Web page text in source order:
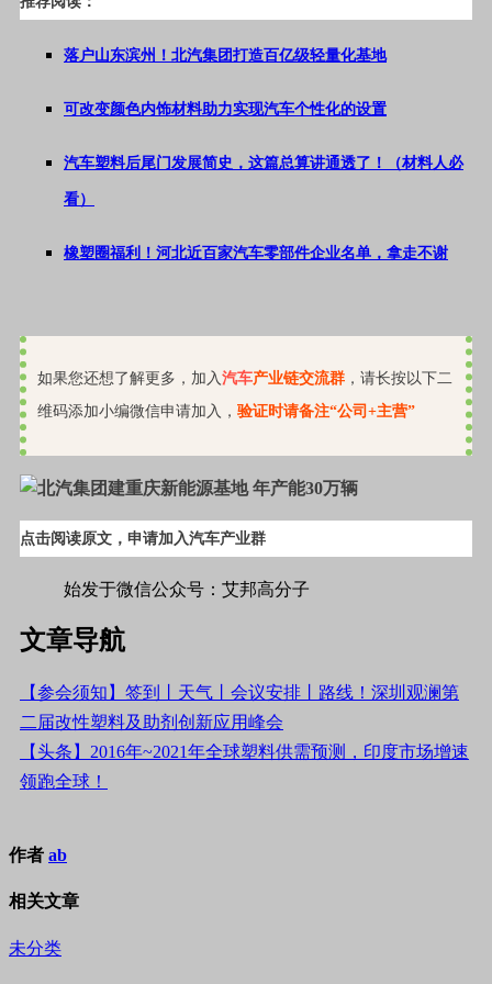
落户山东滨州！北汽集团打造百亿级轻量化基地
可改变颜色内饰材料助力实现汽车个性化的设置
汽车塑料后尾门发展简史，这篇总算讲通透了！（材料人必
看）
橡塑圈福利！河北近百家汽车零部件企业名单，拿走不谢
如果您还想了解更多，加入汽车产业链交流群 ，请长按以下二
维码添加小编微信申请加入， 验证时请备注“公司+主营”
点击阅读原文，申请加入汽车产业群
始发于微信公众号：艾邦高分子
文章导航
【参会须知】签到丨天气丨会议安排丨路线！深圳观澜第
二届改性塑料及助剂创新应用峰会
【头条】2016年~2021年全球塑料供需预测，印度市场增速
领跑全球！
作者 ab
相关文章
未分类